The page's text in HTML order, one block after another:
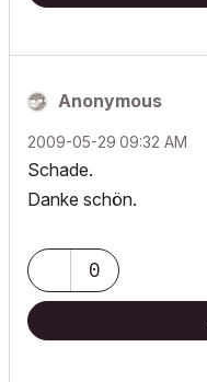
Anonymous
‎2009-05-29 09:32 AM
Schade.
Danke schön.
0